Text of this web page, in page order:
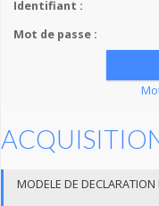
Identifiant :
Mot de passe :
MODELE DE